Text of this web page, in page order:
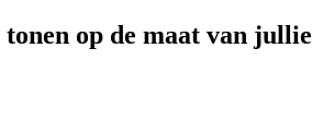
op de maat van jullie